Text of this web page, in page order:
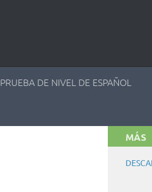
PRUEBA DE NIVEL DE ESPAÑOL
MÁS